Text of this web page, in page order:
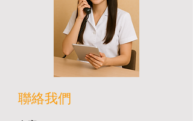
聯絡我們